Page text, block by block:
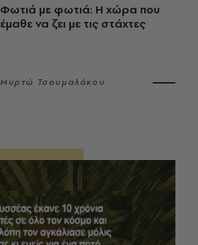
Φωτιά με φωτιά: Η χώρα που
έμαθε να ζει με τις στάχτες
Μυρτώ Τσουμαλάκου